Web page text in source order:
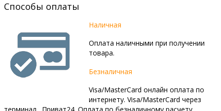
Способы оплаты
Наличная
Оплата наличными при получении
товара.
Безналичная
Visa/MasterCard онлайн оплата по
интернету. Visa/MasterCard через